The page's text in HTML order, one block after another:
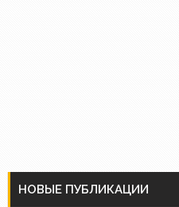
НОВЫЕ ПУБЛИКАЦИИ